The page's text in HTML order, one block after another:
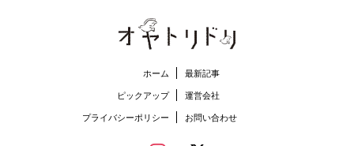
ホーム 最新記事
ピックアップ 運営会社
プライバシーポリシー お問い合わせ